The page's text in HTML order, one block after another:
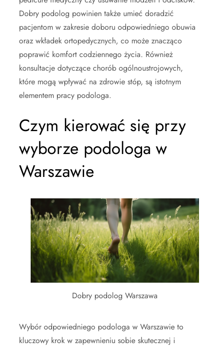
Dobry podolog powinien także umieć doradzić
pacjentom w zakresie doboru odpowiedniego obuwia
oraz wkładek ortopedycznych, co może znacząco
poprawić komfort codziennego życia. Również
konsultacje dotyczące chorób ogólnoustrojowych,
które mogą wpływać na zdrowie stóp, są istotnym
elementem pracy podologa.
Czym kierować się przy
wyborze podologa w
Warszawie
Dobry podolog Warszawa
Wybór odpowiedniego podologa w Warszawie to
kluczowy krok w zapewnieniu sobie skutecznej i